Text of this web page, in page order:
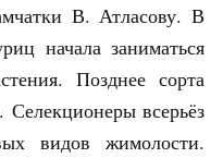
В. Атласову. В
начала заниматься
Позднее сорта
всерьёз
видов жимолости.